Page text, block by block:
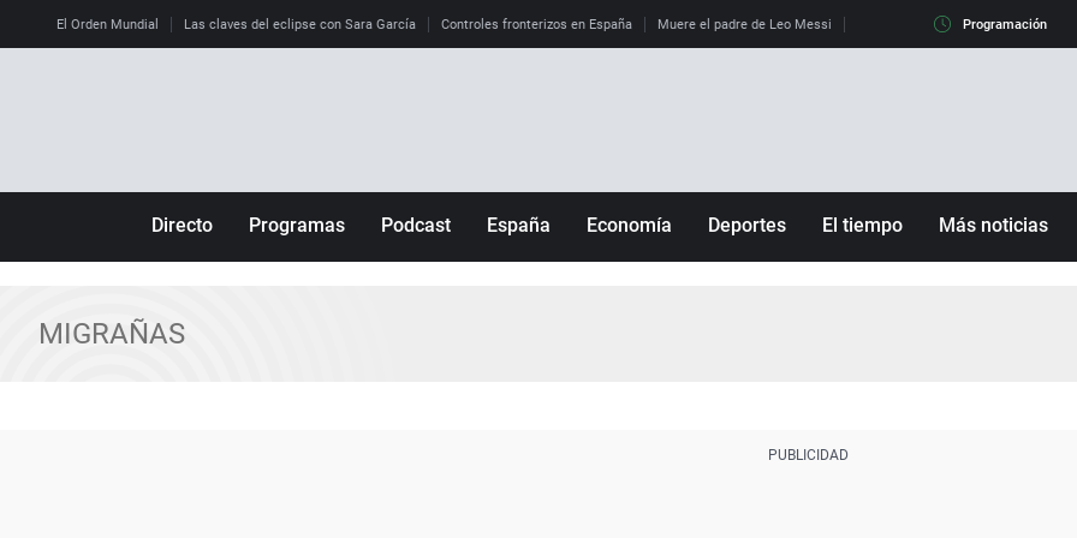
El Orden Mundial Las claves del eclipse con Sara García Controles fronterizos en España Muere el padre de Leo Messi La diferencia entre observar el
Programación
Directo Programas Podcast España Economía Deportes El tiempo Más noticias
MIGRAÑAS